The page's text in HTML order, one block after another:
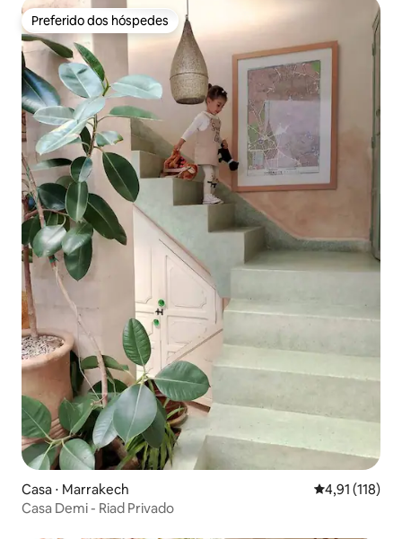
Preferido dos hóspedes
Preferido dos hóspedes
Casa ⋅ Marrakech 4,91 de uma
4,91 (118)
Casa Demi - Riad Privado